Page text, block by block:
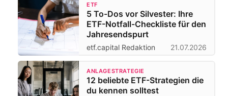
ETF
5 To-Dos vor Silvester: Ihre
ETF-Notfall-Checkliste für den
Jahresendspurt
etf.capital Redaktion 21.07.2026
ANLAGESTRATEGIE
12 beliebte ETF-Strategien die
du kennen solltest